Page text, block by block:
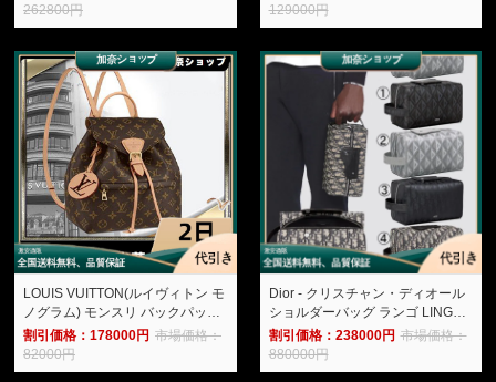
262800円
129000円
LOUIS VUITTON(ルイヴィトン モ
ノグラム) モンスリ バックパック
NM PM M45501-加奈ショップ
割引価格：178000円 市場価格：
82000円
Dior - クリスチャン・ディオール
ショルダーバッグ ランゴ LINGOT
1ADPO249CDP_H43E バッグ メ
ンズ-加奈ショップ
割引価格：238000円 市場価格：
880000円